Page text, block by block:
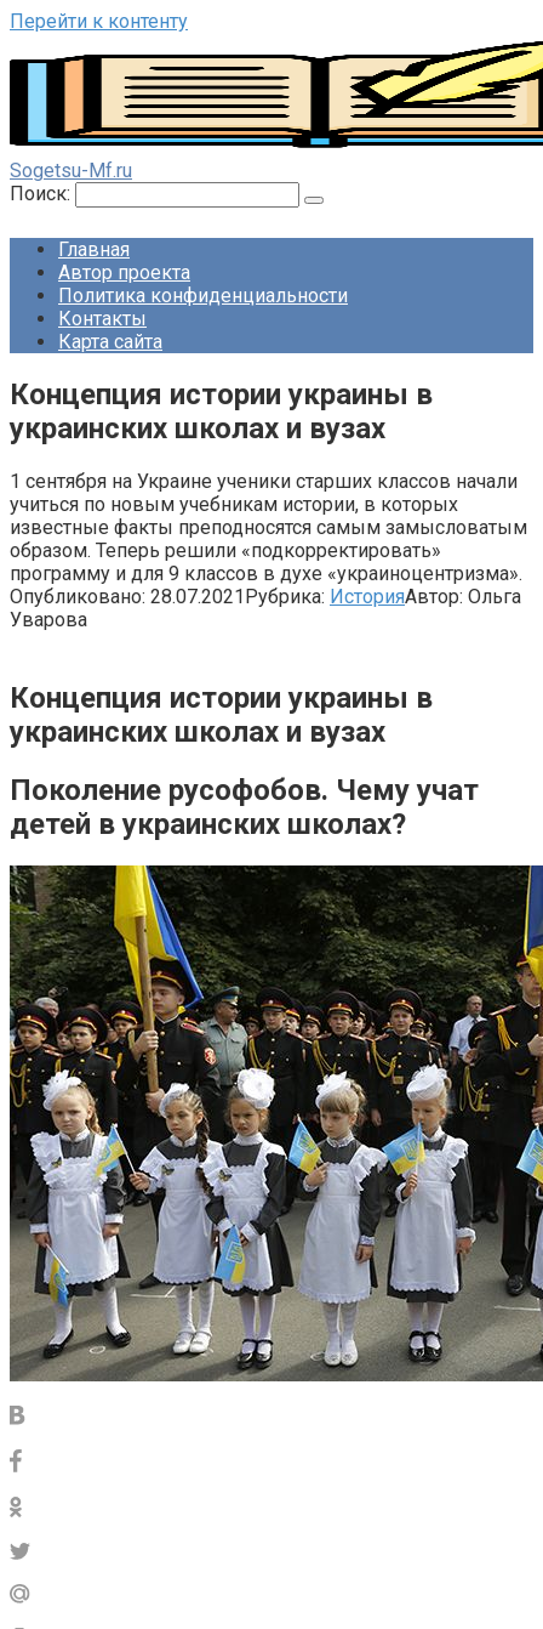
Перейти к контенту
Sogetsu-Mf.ru
Поиск:
Главная
Автор проекта
Политика конфиденциальности
Контакты
Карта сайта
Концепция истории украины в
украинских школах и вузах
1 сентября на Украине ученики старших классов начали
учиться по новым учебникам истории, в которых
известные факты преподносятся самым замысловатым
образом. Теперь решили «подкорректировать»
программу и для 9 классов в духе «украиноцентризма».
Опубликовано: 28.07.2021Рубрика: ИсторияАвтор: Ольга
Уварова
Концепция истории украины в
украинских школах и вузах
Поколение русофобов. Чему учат
детей в украинских школах?